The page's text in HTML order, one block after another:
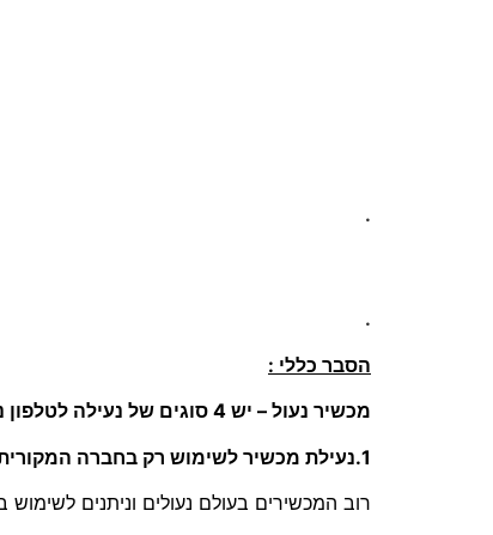
.
.
הסבר כללי :
מכשיר נעול – יש 4 סוגים של נעילה לטלפון נייד.
1.נעילת מכשיר לשימוש רק בחברה המקורית – פתיחה לסים פריי SimFree :
רוב המכשירים בעולם נעולים וניתנים